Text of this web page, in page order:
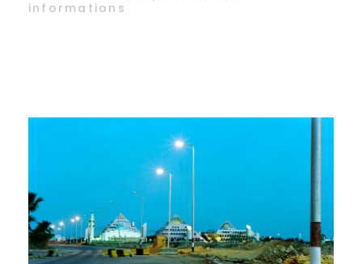
informations